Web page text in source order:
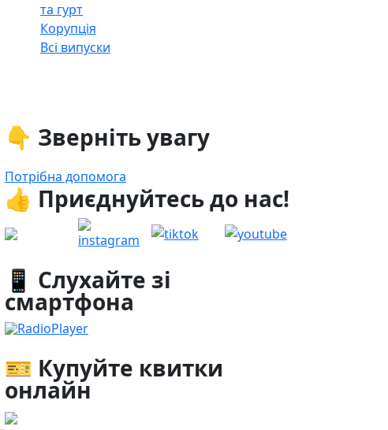
та гурт
Корупція
Всі випуски
👇 Зверніть увагу
Потрібна допомога
👍 Приєднуйтесь до нас!
📱 Слухайте зі
смартфона
RadioPlayer
🎫 Купуйте квитки
онлайн